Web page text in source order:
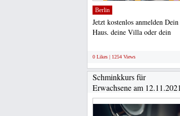
Berlin
Jetzt kostenlos anmelden Dein
Haus, deine Villa oder dein
0 Likes | 1254 Views
Schminkkurs für
Erwachsene am 12.11.2021